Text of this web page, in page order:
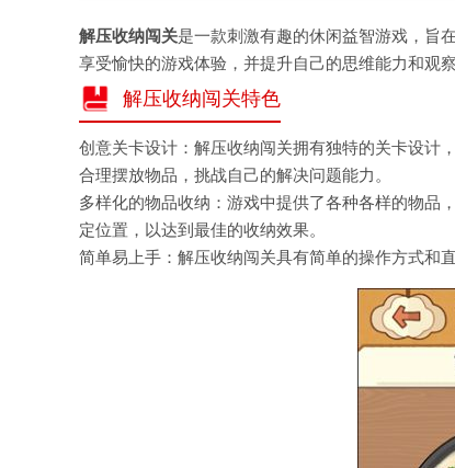
解压收纳闯关是一款刺激有趣的休闲益智游戏，旨
享受愉快的游戏体验，并提升自己的思维能力和观
解压收纳闯关特色
创意关卡设计：解压收纳闯关拥有独特的关卡设计
合理摆放物品，挑战自己的解决问题能力。
多样化的物品收纳：游戏中提供了各种各样的物品
定位置，以达到最佳的收纳效果。
简单易上手：解压收纳闯关具有简单的操作方式和